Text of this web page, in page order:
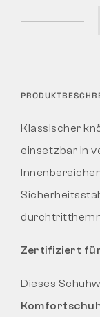
Klassischer
einsetzbar in
Zertifiziert
Dieses